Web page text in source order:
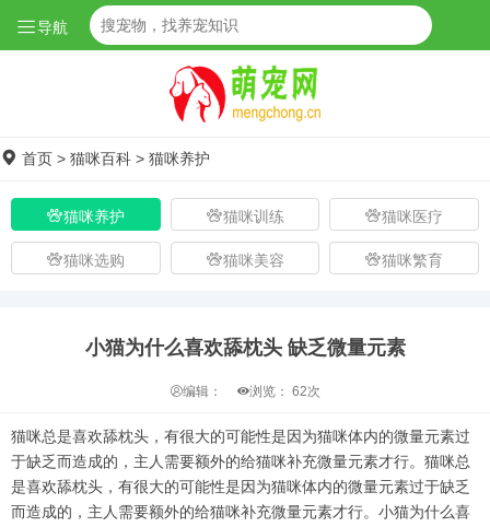
导航
首页 > 猫咪百科 > 猫咪养护
猫咪养护 猫咪训练 猫咪医疗
猫咪选购 猫咪美容 猫咪繁育
小猫为什么喜欢舔枕头 缺乏微量元素
编辑： 浏览： 62次
猫咪总是喜欢舔枕头，有很大的可能性是因为猫咪体内的微量元素过
于缺乏而造成的，主人需要额外的给猫咪补充微量元素才行。猫咪总
是喜欢舔枕头，有很大的可能性是因为猫咪体内的微量元素过于缺乏
而造成的，主人需要额外的给猫咪补充微量元素才行。小猫为什么喜